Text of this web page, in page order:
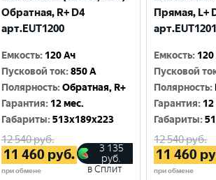
Обратная, R+ D4
арт.EUT1200
Емкость: 120 Ач
Пусковой ток:850 A
Полярность:Обратная, R+
Гарантия: 12 мес.
Габариты:513x189x223
12 540руб.
11 460 руб.
при обмене
3 135
руб.
в Сплит
Прямая, L+
арт.EUT1201
Емкость:
Пусковой
Полярность:
Гарантия:
Габариты:
12 540руб.
11 460
при обмене